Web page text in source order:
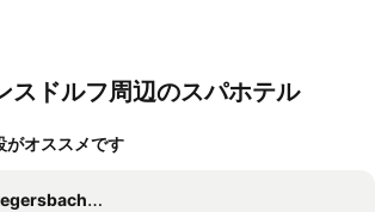
スドルフ周辺のスパホテル
がオススメです
- Allegria Hotel